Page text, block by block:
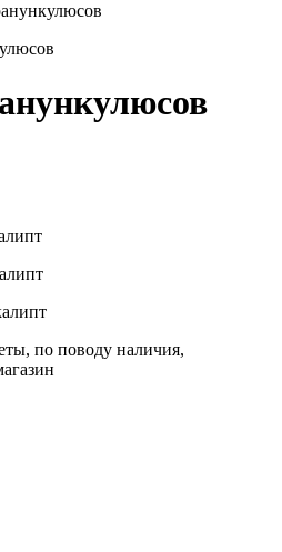
по поводу наличия,